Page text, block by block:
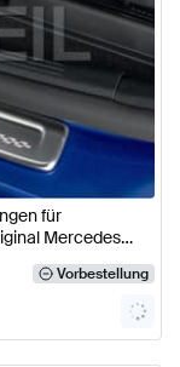
für
Mercedes
Vorbestellung